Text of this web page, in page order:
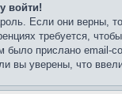
войти!
Если они верны,
требуется,
было прислано
вы уверены, что